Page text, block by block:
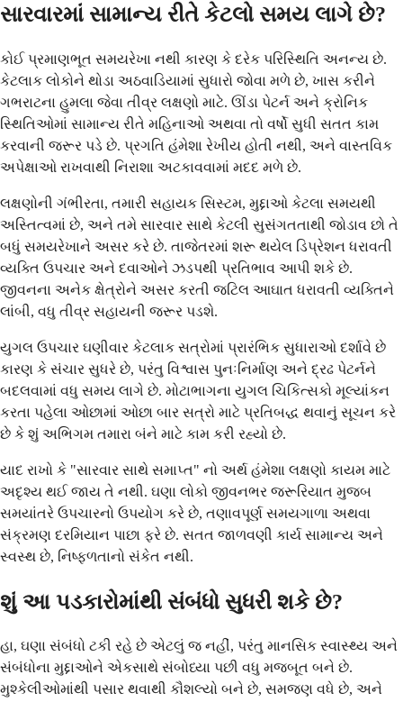
સારવારમાં સામાન્ય રીતે કેટલો સમય લાગે છે?
કોઈ પ્રમાણભૂત સમયરેખા નથી કારણ કે દરેક પરિસ્થિતિ અનન્ય છે.
કેટલાક લોકોને થોડા અઠવાડિયામાં સુધારો જોવા મળે છે, ખાસ કરીને
ગભરાટના હુમલા જેવા તીવ્ર લક્ષણો માટે. ઊંડા પેટર્ન અને ક્રોનિક
સ્થિતિઓમાં સામાન્ય રીતે મહિનાઓ અથવા તો વર્ષો સુધી સતત કામ
કરવાની જરૂર પડે છે. પ્રગતિ હંમેશા રેખીય હોતી નથી, અને વાસ્તવિક
અપેક્ષાઓ રાખવાથી નિરાશા અટકાવવામાં મદદ મળે છે.
લક્ષણોની ગંભીરતા, તમારી સહાયક સિસ્ટમ, મુદ્દાઓ કેટલા સમયથી
અસ્તિત્વમાં છે, અને તમે સારવાર સાથે કેટલી સુસંગતતાથી જોડાવ છો તે
બધું સમયરેખાને અસર કરે છે. તાજેતરમાં શરૂ થયેલ ડિપ્રેશન ધરાવતી
વ્યક્તિ ઉપચાર અને દવાઓને ઝડપથી પ્રતિભાવ આપી શકે છે.
જીવનના અનેક ક્ષેત્રોને અસર કરતી જટિલ આઘાત ધરાવતી વ્યક્તિને
લાંબી, વધુ તીવ્ર સહાયની જરૂર પડશે.
યુગલ ઉપચાર ઘણીવાર કેટલાક સત્રોમાં પ્રારંભિક સુધારાઓ દર્શાવે છે
કારણ કે સંચાર સુધરે છે, પરંતુ વિશ્વાસ પુનઃનિર્માણ અને દ્રઢ પેટર્નને
બદલવામાં વધુ સમય લાગે છે. મોટાભાગના યુગલ ચિકિત્સકો મૂલ્યાંકન
કરતા પહેલા ઓછામાં ઓછા બાર સત્રો માટે પ્રતિબદ્ધ થવાનું સૂચન કરે
છે કે શું અભિગમ તમારા બંને માટે કામ કરી રહ્યો છે.
યાદ રાખો કે "સારવાર સાથે સમાપ્ત" નો અર્થ હંમેશા લક્ષણો કાયમ માટે
અદૃશ્ય થઈ જાય તે નથી. ઘણા લોકો જીવનભર જરૂરિયાત મુજબ
સમયાંતરે ઉપચારનો ઉપયોગ કરે છે, તણાવપૂર્ણ સમયગાળા અથવા
સંક્રમણ દરમિયાન પાછા ફરે છે. સતત જાળવણી કાર્ય સામાન્ય અને
સ્વસ્થ છે, નિષ્ફળતાનો સંકેત નથી.
શું આ પડકારોમાંથી સંબંધો સુધરી શકે છે?
હા, ઘણા સંબંધો ટકી રહે છે એટલું જ નહીં, પરંતુ માનસિક સ્વાસ્થ્ય અને
સંબંધોના મુદ્દાઓને એકસાથે સંબોધ્યા પછી વધુ મજબૂત બને છે.
મુશ્કેલીઓમાંથી પસાર થવાથી કૌશલ્યો બને છે, સમજણ વધે છે, અને